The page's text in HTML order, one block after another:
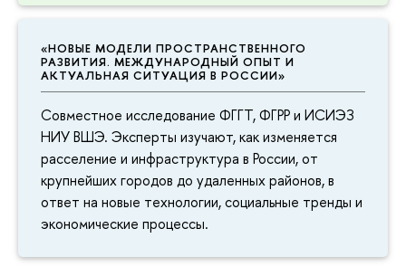
«НОВЫЕ МОДЕЛИ ПРОСТРАНСТВЕННОГО
РАЗВИТИЯ. МЕЖДУНАРОДНЫЙ ОПЫТ И
АКТУАЛЬНАЯ СИТУАЦИЯ В РОССИИ»
Совместное исследование ФГГТ, ФГРР и ИСИЭЗ
НИУ ВШЭ. Эксперты изучают, как изменяется
расселение и инфраструктура в России, от
крупнейших городов до удаленных районов, в
ответ на новые технологии, социальные тренды и
экономические процессы.